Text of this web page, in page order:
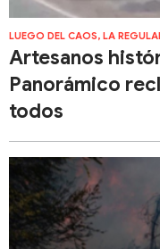
LUEGO DEL CAOS, LA
Artesanos
Panorámico
todos